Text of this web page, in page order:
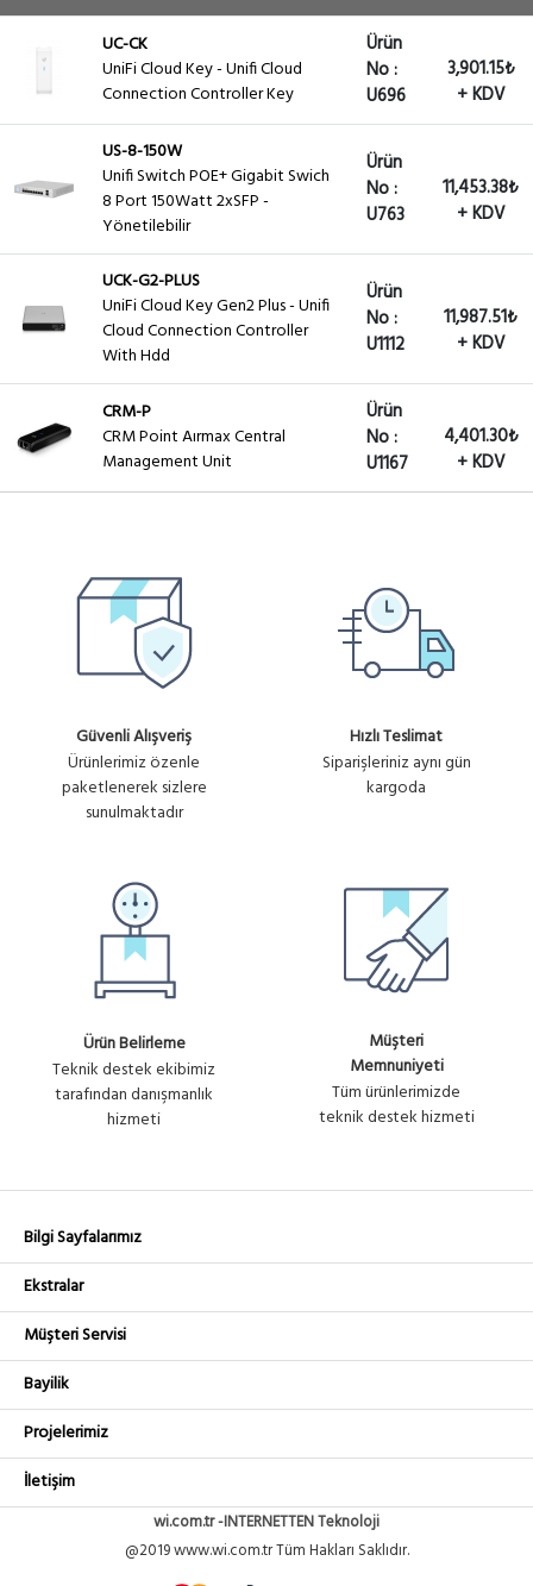
UC-CK
UniFi Cloud Key - Unifi Cloud
Connection Controller Key
Ürün
No :
U696
3,901.15₺
+ KDV
US-8-150W
Unifi Switch POE+ Gigabit Swich
8 Port 150Watt 2xSFP -
Yönetilebilir
Ürün
No :
U763
11,453.38₺
+ KDV
UCK-G2-PLUS
UniFi Cloud Key Gen2 Plus - Unifi
Cloud Connection Controller
With Hdd
Ürün
No :
U1112
11,987.51₺
+ KDV
CRM-P
CRM Point Aırmax Central
Management Unit
Ürün
No :
U1167
4,401.30₺
+ KDV
Güvenli Alışveriş
Ürünlerimiz özenle
paketlenerek sizlere
sunulmaktadır
Hızlı Teslimat
Siparişleriniz aynı gün
kargoda
Ürün Belirleme
Teknik destek ekibimiz
tarafından danışmanlık
hizmeti
Müşteri
Memnuniyeti
Tüm ürünlerimizde
teknik destek hizmeti
Bilgi Sayfalarımız
Ekstralar
Müşteri Servisi
Bayilik
Projelerimiz
İletişim
wi.com.tr -INTERNETTEN Teknoloji
@2019 www.wi.com.tr Tüm Hakları Saklıdır.